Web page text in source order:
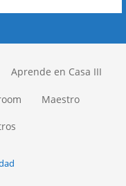
Aprende en Casa III
Maestro